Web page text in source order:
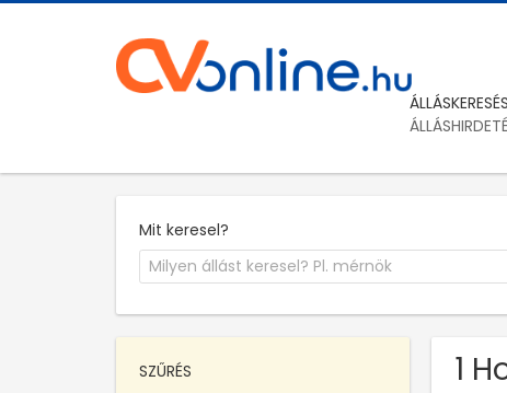
ÁLLÁSKERESÉS
Mit keresel?
1
SZŰRÉS